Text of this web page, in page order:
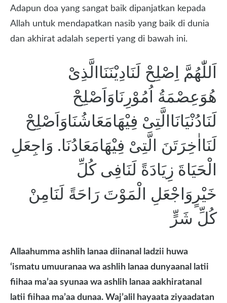
Adapun doa yang sangat baik dipanjatkan kepada
Allah untuk mendapatkan nasib yang baik di dunia
dan akhirat adalah seperti yang di bawah ini.
اَللّٰهُمَّ اِصْلِحْ لَنَادِيْنَنَاالَّذِىْ
هُوَعِصْمَةُ اُمُوْرِنَاوَاَصْلِحْ
لَنَادُنْيَانَاالَّتِىْ فِيْهَامَعَاشُنَاوَاَصْلِحْ
لَنَااٰخِرَتَنَ الَّتِىْ فِيْهَامَعَادُنَا. وَاجِعَلِ
الْحَيَاةَ زِيَادَةً لَنَافِى كُلِّ
خَيْرٍوَاجْعَلِ الْمَوْتَ رَاحَةً لَنَامِنْ
كُلِّ شَرٍّ
Allaahumma ashlih lanaa diinanal ladzii huwa
‘ismatu umuuranaa wa ashlih lanaa dunyaanal latii
fiihaa ma’aa syunaa wa ashlih lanaa aakhiratanal
latii fiihaa ma’aa dunaa. Waj’alil hayaata ziyaadatan